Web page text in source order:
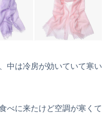
中は冷房が効いていて寒い
べに来たけど空調が寒くて